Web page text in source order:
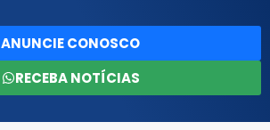
ANUNCIE CONOSCO
RECEBA NOTÍCIAS